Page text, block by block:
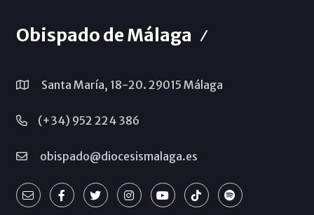
Obispado de Málaga
Santa María, 18-20. 29015 Málaga
(+34) 952 224 386
obispado@diocesismalaga.es